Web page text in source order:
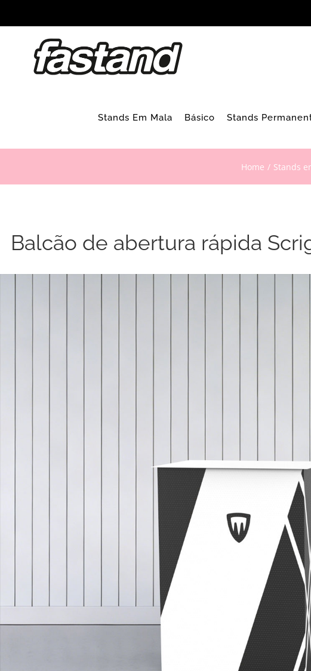
to
Stands Em Mala Básico Stands
Home Stands
Balcão de abertura rápida